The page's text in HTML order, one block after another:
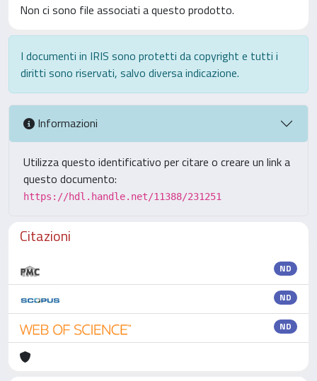
Non ci sono file associati a questo prodotto.
I documenti in IRIS sono protetti da copyright e tutti i
diritti sono riservati, salvo diversa indicazione.
Informazioni
Utilizza questo identificativo per citare o creare un link a
questo documento:
https://hdl.handle.net/11388/231251
Citazioni
ND
ND
ND